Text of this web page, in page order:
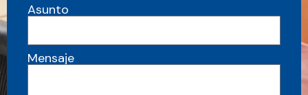
Asunto
Mensaje